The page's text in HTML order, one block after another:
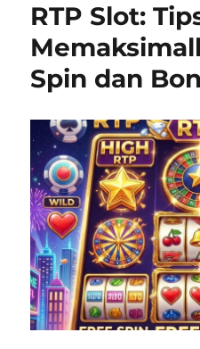
RTP Slot:
Spin dan